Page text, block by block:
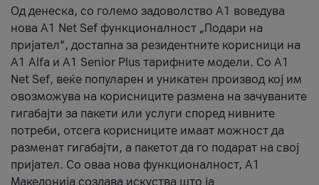
Од денеска, со големо задоволство А1 воведува
нова A1 Net Sef функционалност „Подари на
пријател“, достапна за резидентните корисници на
А1 Alfa и A1 Senior Plus тарифните модели. Со A1
Net Sef, веќе популарен и уникатен производ кој им
овозможува на корисниците размена на зачуваните
гигабајти за пакети или услуги според нивните
потреби, отсега корисниците имаат можност да
разменат гигабајти, а пакетот да го подарат на свој
пријател. Со оваа нова функционалност, А1
Македонија создава искуства што ја